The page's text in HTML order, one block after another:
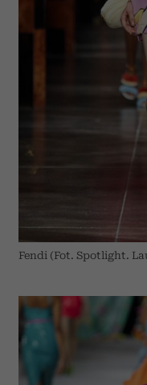
Fendi (Fot. Spotlight.